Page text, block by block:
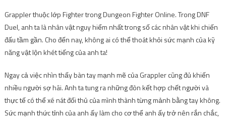
Grappler thuộc lớp Fighter trong Dungeon Fighter Online. Trong DNF
Duel, anh ta là nhân vật nguy hiểm nhất trong số các nhân vật khi chiến
đấu tầm gần. Cho đến nay, không ai có thể thoát khỏi sức mạnh của kỹ
năng vật lộn khét tiếng của anh ta!
Ngay cả việc nhìn thấy bàn tay mạnh mẽ của Grappler cũng đủ khiến
nhiều người sợ hãi. Anh ta tung ra những đòn kết hợp chết người và
thực tế có thể xé nát đối thủ của mình thành từng mảnh bằng tay không.
Sức mạnh thức tỉnh của anh ấy làm cho cơ thể anh ấy trở nên rắn chắc,